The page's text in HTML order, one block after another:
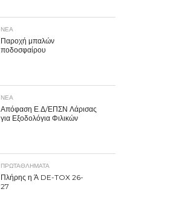
ΝΕΑ
Παροχή μπαλών
ποδοσφαίρου
ΝΕΑ
Απόφαση Ε.Δ/ΕΠΣΝ Λάρισας
για Εξοδολόγια Φιλικών
ΠΡΩΤΑΘΛΉΜΑΤΑ
Πλήρης η Ά DE-TOX 26-
27